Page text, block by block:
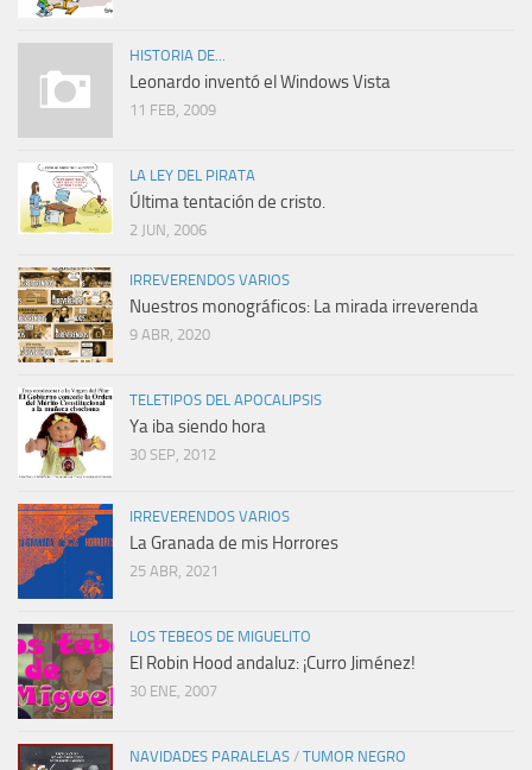
HISTORIA DE...
Leonardo inventó el Windows Vista
11 FEB, 2009
LA LEY DEL PIRATA
Última tentación de cristo.
2 JUN, 2006
IRREVERENDOS VARIOS
Nuestros monográficos: La mirada irreverenda
9 ABR, 2020
TELETIPOS DEL APOCALIPSIS
Ya iba siendo hora
30 SEP, 2012
IRREVERENDOS VARIOS
La Granada de mis Horrores
25 ABR, 2021
LOS TEBEOS DE MIGUELITO
El Robin Hood andaluz: ¡Curro Jiménez!
30 ENE, 2007
NAVIDADES PARALELAS / TUMOR NEGRO